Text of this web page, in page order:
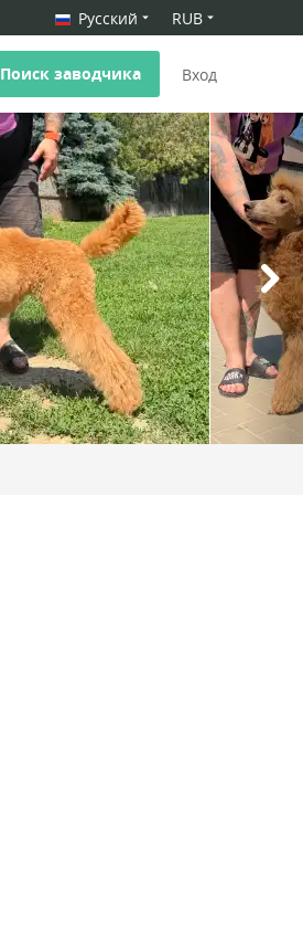
Русский RUB
Поиск заводчика Вход